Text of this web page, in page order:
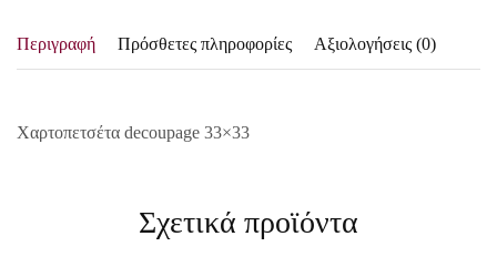
Περιγραφή Πρόσθετες πληροφορίες Αξιολογήσεις (0)
Χαρτοπετσέτα decoupage 33×33
Σχετικά προϊόντα